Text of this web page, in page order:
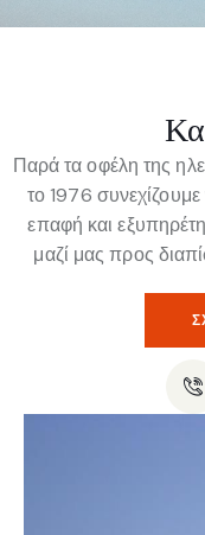
Παρά τα οφέλη της
το 1976
επαφή και
μαζί μας προς